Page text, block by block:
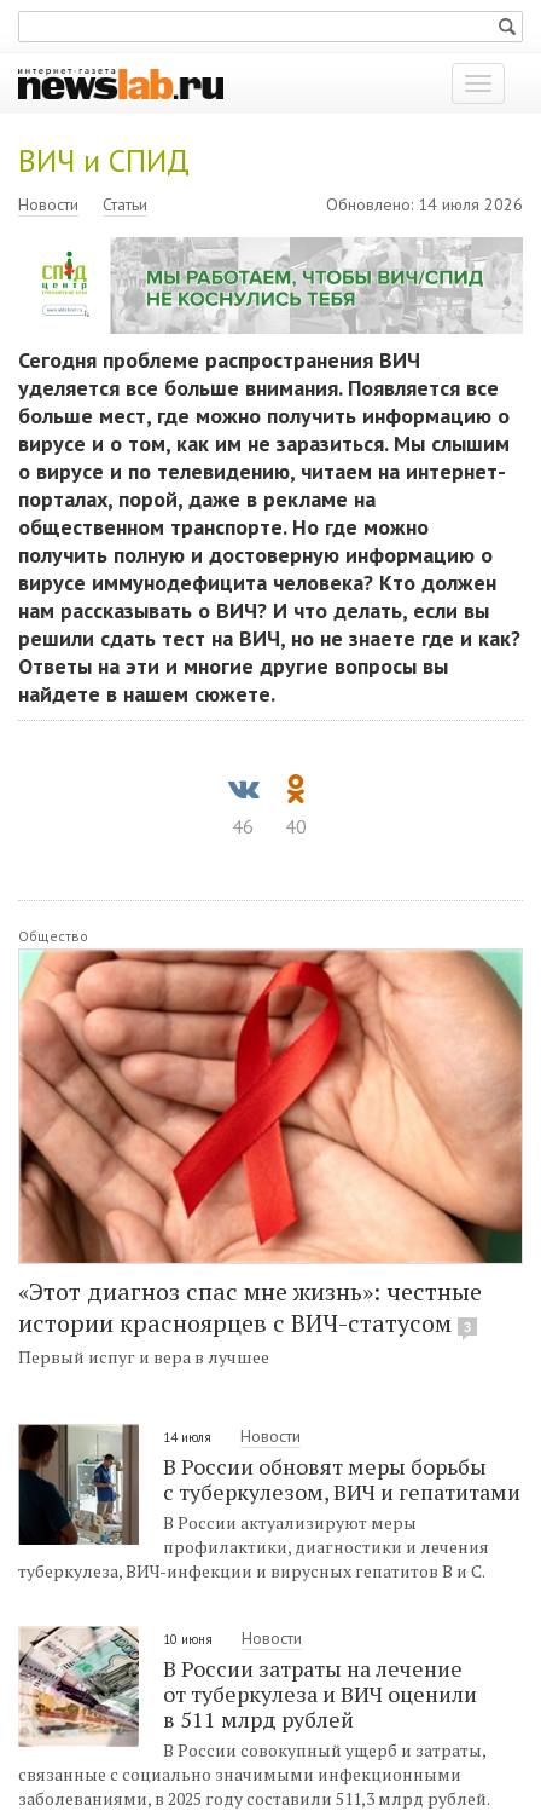
Показать
меню
ВИЧ и СПИД
Новости Статьи Обновлено: 14 июля 2026
Сегодня проблеме распространения ВИЧ
уделяется все больше внимания. Появляется все
больше мест, где можно получить информацию о
вирусе и о том, как им не заразиться. Мы слышим
о вирусе и по телевидению, читаем на интернет-
порталах, порой, даже в рекламе на
общественном транспорте. Но где можно
получить полную и достоверную информацию о
вирусе иммунодефицита человека? Кто должен
нам рассказывать о ВИЧ? И что делать, если вы
решили сдать тест на ВИЧ, но не знаете где и как?
Ответы на эти и многие другие вопросы вы
найдете в нашем сюжете.
46 40
Общество
«Этот диагноз спас мне жизнь»: честные
истории красноярцев с ВИЧ-статусом
3
Первый испуг и вера в лучшее
14 июля Новости
В России обновят меры борьбы
с туберкулезом, ВИЧ и гепатитами
В России актуализируют меры
профилактики, диагностики и лечения
туберкулеза, ВИЧ-инфекции и вирусных гепатитов В и С.
10 июня Новости
В России затраты на лечение
от туберкулеза и ВИЧ оценили
в 511 млрд рублей
В России совокупный ущерб и затраты,
связанные с социально значимыми инфекционными
заболеваниями, в 2025 году составили 511,3 млрд рублей.